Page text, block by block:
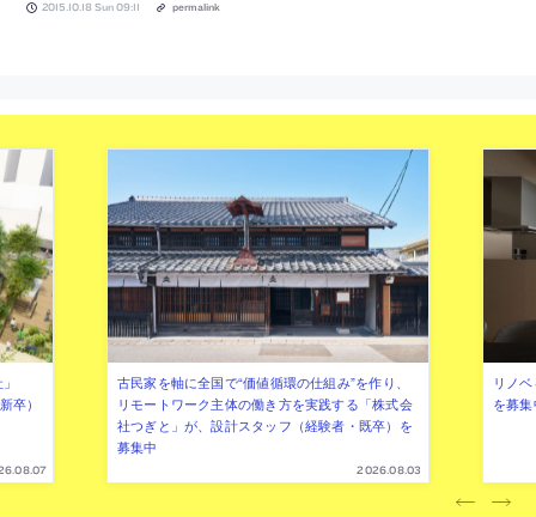
2015.10.18 Sun 09:11 permalink
卒）
古民家を軸に全国で“価値循環の仕組み”を作り、
リモートワーク主体の働き方を実践する「株式会
社つぎと」が、設計スタッフ（経験者・既卒）を
募集中
2026.08.03
リノ
を募